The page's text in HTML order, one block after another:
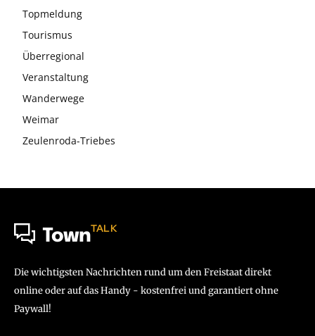
Topmeldung
Tourismus
Überregional
Veranstaltung
Wanderwege
Weimar
Zeulenroda-Triebes
TownTALK
Die wichtigsten Nachrichten rund um den Freistaat direkt
online oder auf das Handy - kostenfrei und garantiert ohne
Paywall!